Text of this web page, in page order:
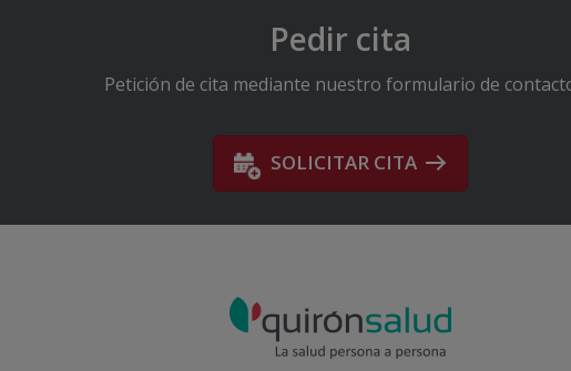
Pedir cita
Petición de cita mediante nuestro formulario de
SOLICITAR CITA